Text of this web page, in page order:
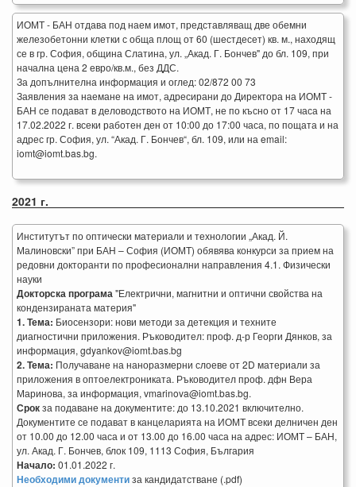
ИОМТ - БАН отдава под наем имот, представляващ две обемни
железобетонни клетки с обща площ от 60 (шестдесет) кв. м., находящ
се в гр. София, община Слатина, ул. „Акад. Г. Бончев" до бл. 109, при
начална цена 2 евро/кв.м., без ДДС.
За допълнителна информация и оглед: 02/872 00 73
Заявления за наемане на имот, адресирани до Директора на ИОМТ -
БАН се подават в деловодството на ИОМТ, не по късно от 17 часа на
17.02.2022 г. всеки работен ден от 10:00 до 17:00 часа, по пощата и на
адрес гр. София, ул. “Акад. Г. Бончев“, бл. 109, или на email:
iomt@iomt.bas.bg.
2021 г.
Институтът по оптически материали и технологии „Акад. Й.
Малиновски” при БАН – София (ИОМТ) обявява конкурси за прием на
редовни докторанти по професионални направления 4.1. Физически
науки
Докторска програма"Електрични, магнитни и оптични свойства на
кондензираната материя"
1. Тема: Биосензори: нови методи за детекция и техните
диагностични приложения. Ръководител: проф. д-р Георги Дянков, за
информация, gdyankov@iomt.bas.bg
2. Тема: Получаване на наноразмерни слоеве от 2D материали за
приложения в оптоелектрониката. Ръководител проф. дфн Вера
Маринова, за информация, vmarinova@iomt.bas.bg.
Срокза подаване на документите: до 13.10.2021 включително.
Документите се подават в канцеларията на ИОМТ всеки делничен ден
от 10.00 до 12.00 часа и от 13.00 до 16.00 часа на адрес: ИОМТ – БАН,
ул. Акад. Г. Бончев, блок 109, 1113 София, България
Начало: 01.01.2022 г.
Необходими документиза кандидатстване (.pdf)